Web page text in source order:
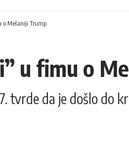
o Melaniji Trump
u fimu o
tvrde da je došlo do